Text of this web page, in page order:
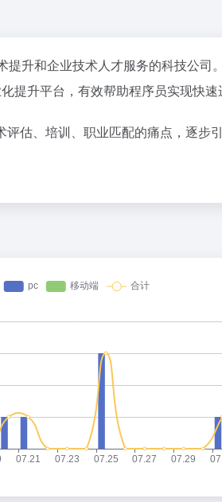
升和企业技术人才服务的科技公司
提升平台，有效帮助程序员实现快速
评估、培训、职业匹配的痛点，逐步